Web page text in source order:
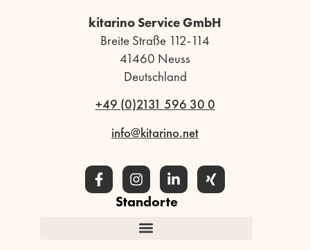
kitarino Service GmbH
Breite Straße 112-114
41460 Neuss
Deutschland
+49 (0)2131 596 30 0
info@kitarino.net
Standorte